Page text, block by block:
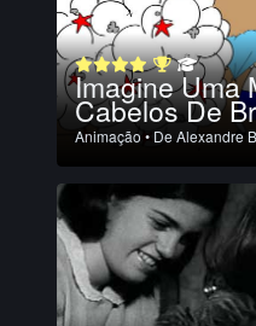
Imagine Uma
Cabelos De
Animação • DeAlexandre